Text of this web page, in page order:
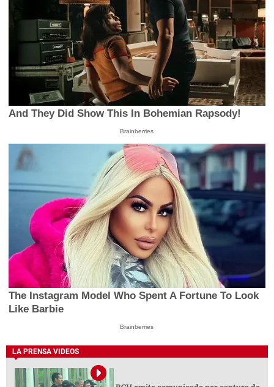
And They Did Show This In Bohemian Rapsody!
Brainberries
The Instagram Model Who Spent A Fortune To Look
Like Barbie
Brainberries
LA PRENSA VIDEOS